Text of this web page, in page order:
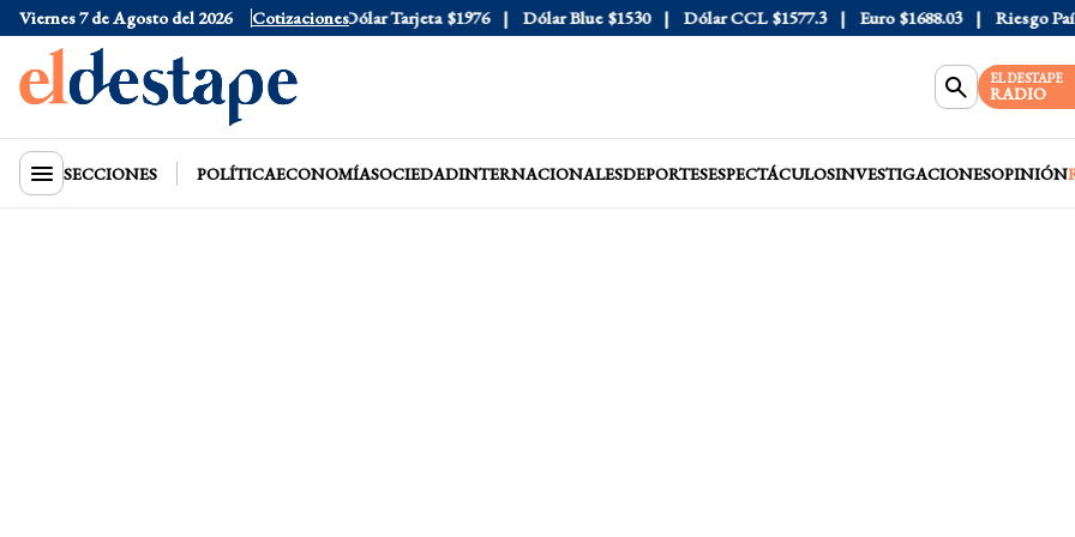
Viernes 7 de Agosto del 2026 Cotizaciones
Dólar Oficial $1520 Dólar Tarjeta $1976 Dólar Blue $1530 Dólar CCL $1577.3 Euro $1688.03 Riesgo País 408
EL DESTAPE
RADIO
SECCIONES POLÍTICAECONOMÍASOCIEDADINTERNACIONALESDEPORTESESPECTÁCULOSINVESTIGACIONESOPINIÓN